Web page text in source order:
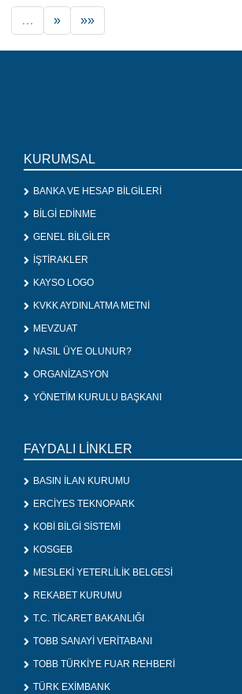
… » »»
KURUMSAL
BANKA VE HESAP BİLGİLERİ
BİLGİ EDİNME
GENEL BİLGİLER
İŞTİRAKLER
KAYSO LOGO
KVKK AYDINLATMA METNİ
MEVZUAT
NASIL ÜYE OLUNUR?
ORGANİZASYON
YÖNETİM KURULU BAŞKANI
FAYDALI LİNKLER
BASIN İLAN KURUMU
ERCİYES TEKNOPARK
KOBİ BİLGİ SİSTEMİ
KOSGEB
MESLEKİ YETERLİLİK BELGESİ
REKABET KURUMU
T.C. TİCARET BAKANLIĞI
TOBB SANAYİ VERİTABANI
TOBB TÜRKİYE FUAR REHBERİ
TÜRK EXİMBANK